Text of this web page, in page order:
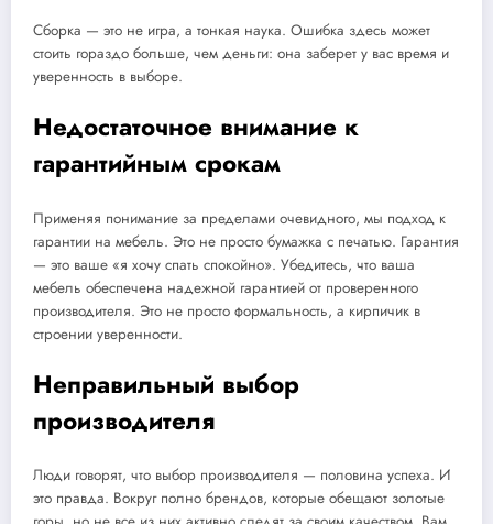
Сборка — это не игра, а тонкая наука. Ошибка здесь может
стоить гораздо больше, чем деньги: она заберет у вас время и
уверенность в выборе.
Недостаточное внимание к
гарантийным срокам
Применяя понимание за пределами очевидного, мы подход к
гарантии на мебель. Это не просто бумажка с печатью. Гарантия
— это ваше «я хочу спать спокойно». Убедитесь, что ваша
мебель обеспечена надежной гарантией от проверенного
производителя. Это не просто формальность, а кирпичик в
строении уверенности.
Неправильный выбор
производителя
Люди говорят, что выбор производителя — половина успеха. И
это правда. Вокруг полно брендов, которые обещают золотые